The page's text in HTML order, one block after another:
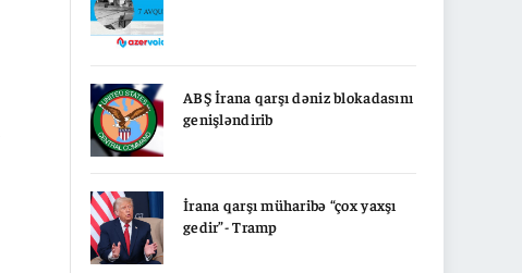
ABŞ İrana qarşı dəniz blokadasını
genişləndirib
İrana qarşı müharibə “çox yaxşı
gedir”- Tramp